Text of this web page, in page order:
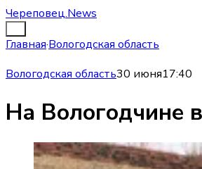
Череповец.News
Главная·Вологодская область
Вологодская область30 июня17:40
На Вологодчине